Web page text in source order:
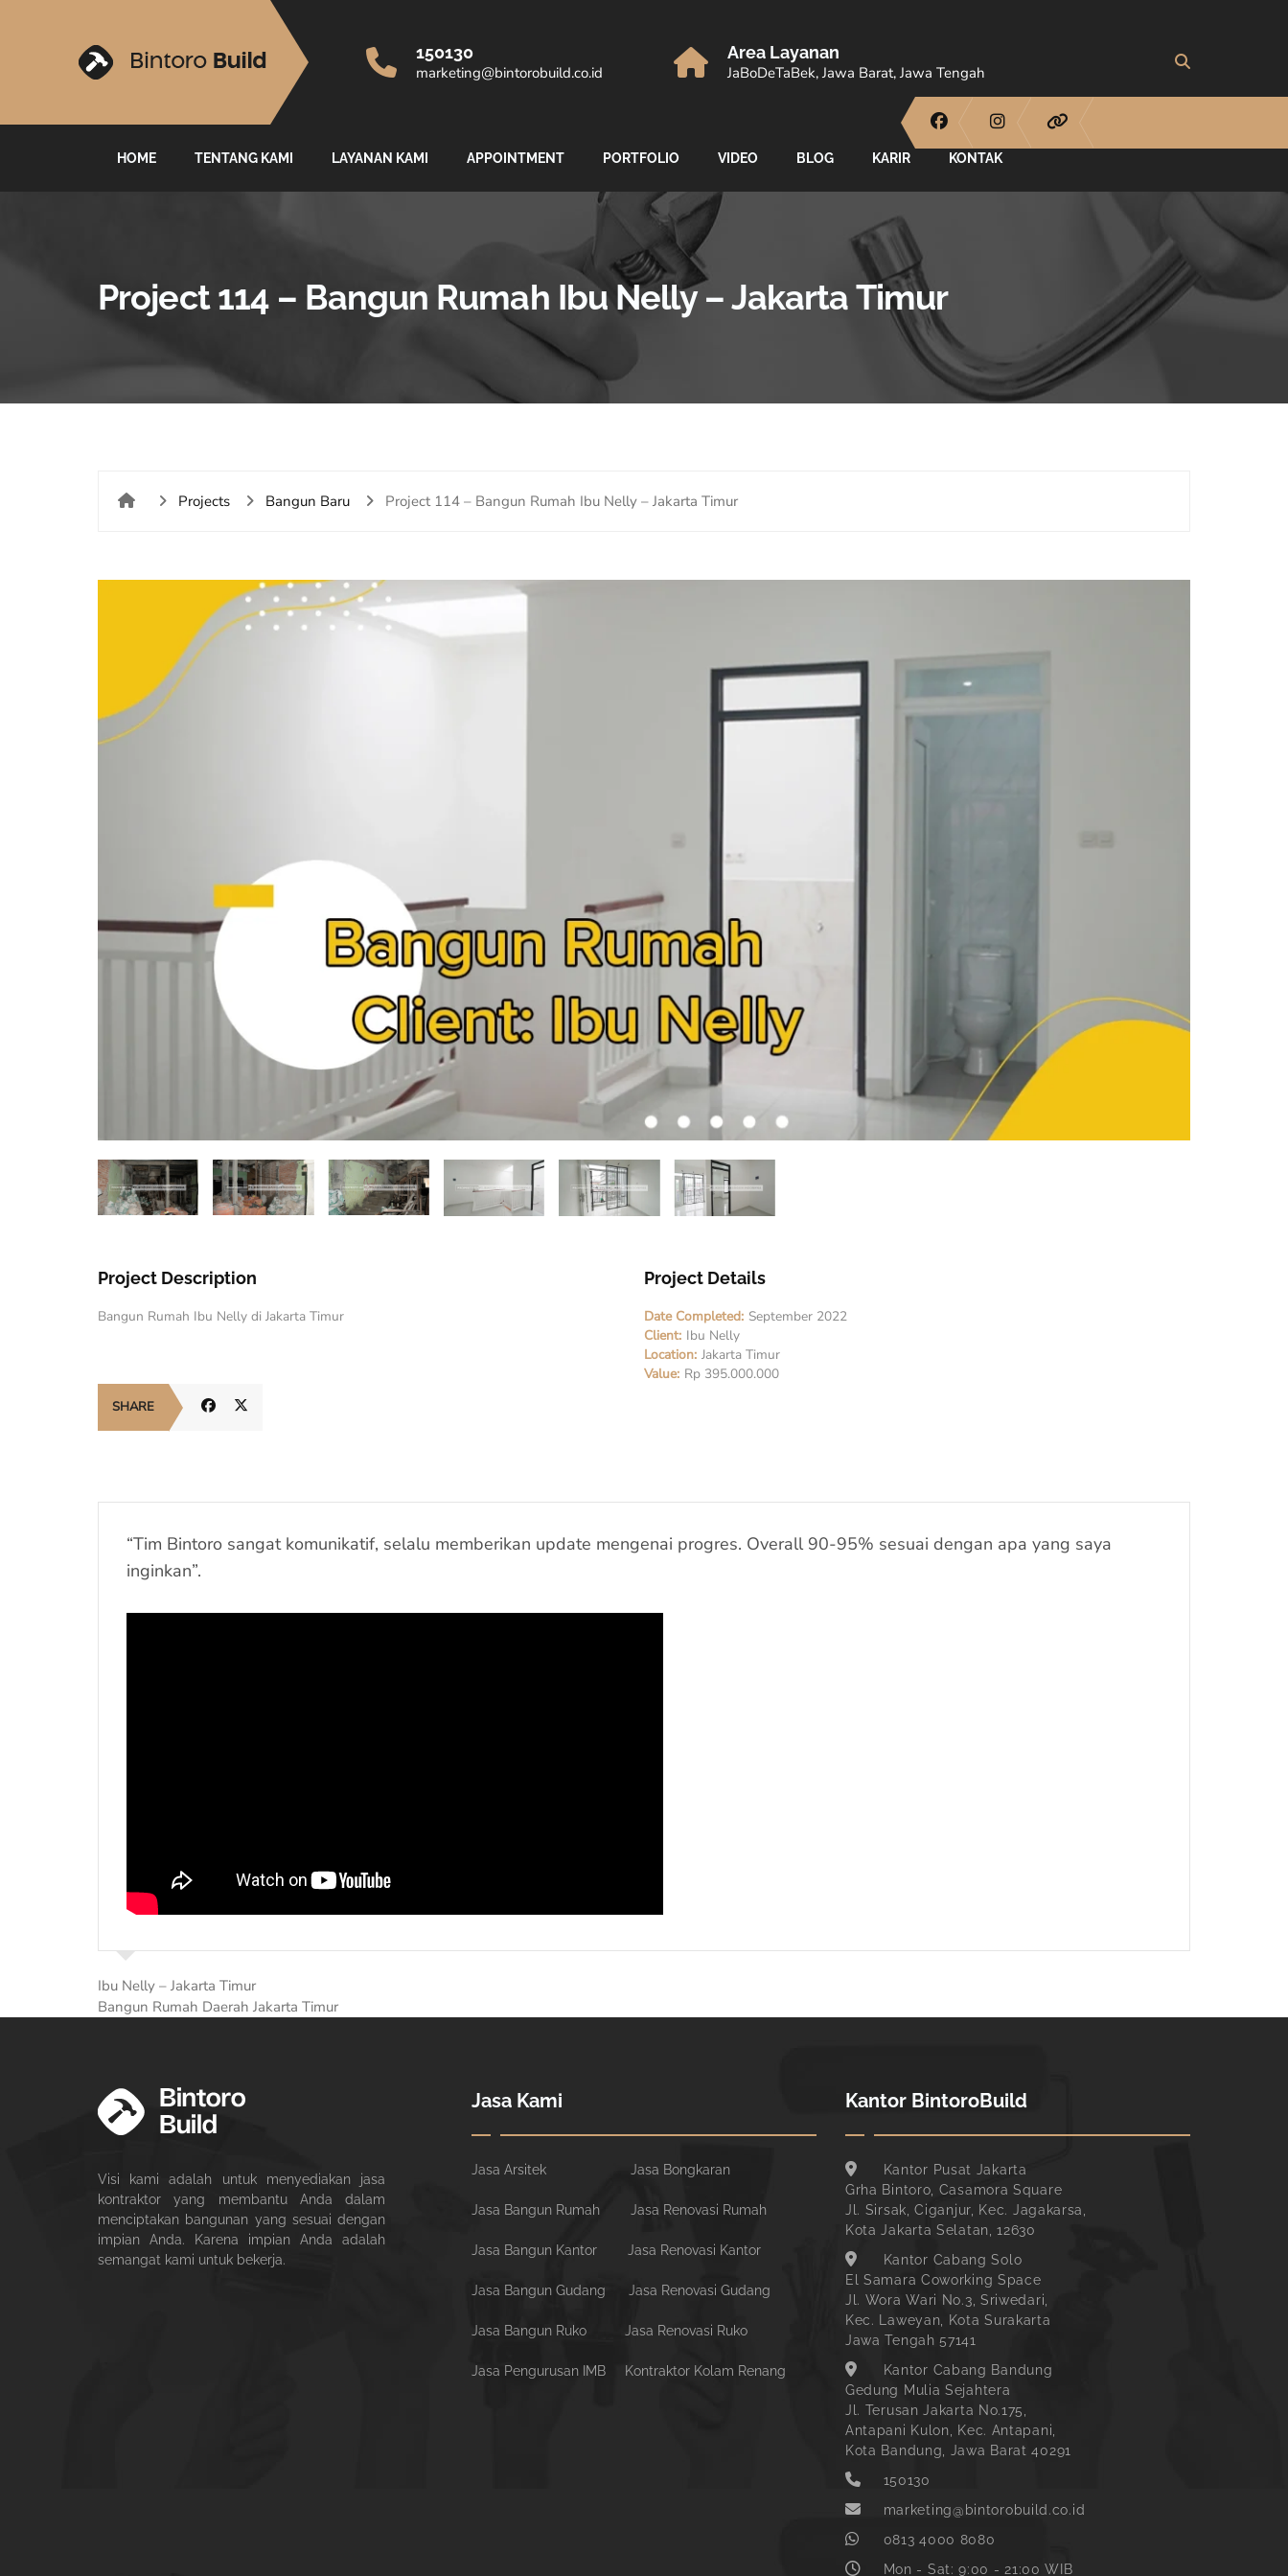
150130
marketing@bintorobuild.co.id
Area Layanan
JaBoDeTaBek, Jawa Barat, Jawa Tengah
HOME TENTANG KAMI LAYANAN KAMI APPOINTMENT PORTFOLIO VIDEO BLOG KARIR KONTAK
Project 114 – Bangun Rumah Ibu Nelly – Jakarta Timur
Projects Bangun Baru Project 114 – Bangun Rumah Ibu Nelly – Jakarta Timur
Project Description
Bangun Rumah Ibu Nelly di Jakarta Timur
Project Details
Date Completed: September 2022
Client: Ibu Nelly
Location: Jakarta Timur
Value: Rp 395.000.000
SHARE
“Tim Bintoro sangat komunikatif, selalu memberikan update mengenai progres. Overall 90-95% sesuai dengan apa yang saya
inginkan”.
Ibu Nelly – Jakarta Timur
Bangun Rumah Daerah Jakarta Timur
Visi kami adalah untuk menyediakan jasa
kontraktor yang membantu Anda dalam
menciptakan bangunan yang sesuai dengan
impian Anda. Karena impian Anda adalah
semangat kami untuk bekerja.
Jasa Kami
Jasa Arsitek Jasa Bongkaran
Jasa Bangun Rumah Jasa Renovasi Rumah
Jasa Bangun Kantor Jasa Renovasi Kantor
Jasa Bangun Gudang Jasa Renovasi Gudang
Jasa Bangun Ruko Jasa Renovasi Ruko
Jasa Pengurusan IMB Kontraktor Kolam Renang
Kantor BintoroBuild
Kantor Pusat Jakarta
Grha Bintoro, Casamora Square
Jl. Sirsak, Ciganjur, Kec. Jagakarsa,
Kota Jakarta Selatan, 12630
Kantor Cabang Solo
El Samara Coworking Space
Jl. Wora Wari No.3, Sriwedari,
Kec. Laweyan, Kota Surakarta
Jawa Tengah 57141
Kantor Cabang Bandung
Gedung Mulia Sejahtera
Jl. Terusan Jakarta No.175,
Antapani Kulon, Kec. Antapani,
Kota Bandung, Jawa Barat 40291
150130
marketing@bintorobuild.co.id
0813 4000 8080
Mon - Sat: 9:00 - 21:00 WIB